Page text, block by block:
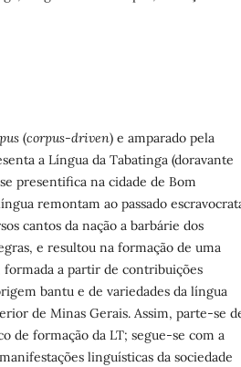
(corpus-driven) e amparado pela
a Língua da Tabatinga (doravante
presentifica na cidade de Bom
remontam ao passado
cantos da nação a barbárie dos
e resultou na formação de uma
formada a partir de contribuições
bantu e de variedades da língua
de Minas Gerais. Assim, parte-se
de formação da LT; segue-se com a
linguísticas da sociedade